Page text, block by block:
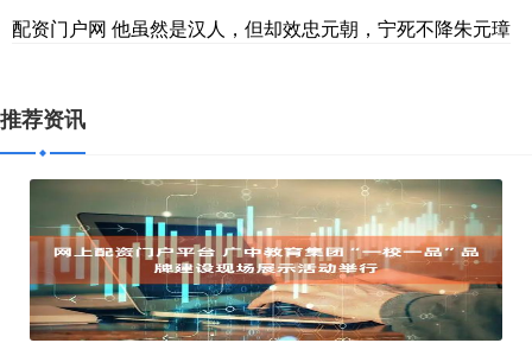
配资门户网 他虽然是汉人，但却效忠元朝，宁死不降朱元璋
推荐资讯